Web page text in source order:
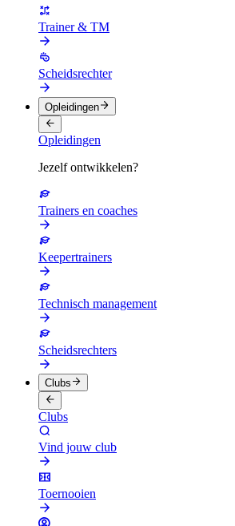
Trainer & TM
Scheidsrechter
Opleidingen
Opleidingen
Jezelf ontwikkelen?
Trainers en coaches
Keepertrainers
Technisch management
Scheidsrechters
Clubs
Clubs
Vind jouw club
Toernooien